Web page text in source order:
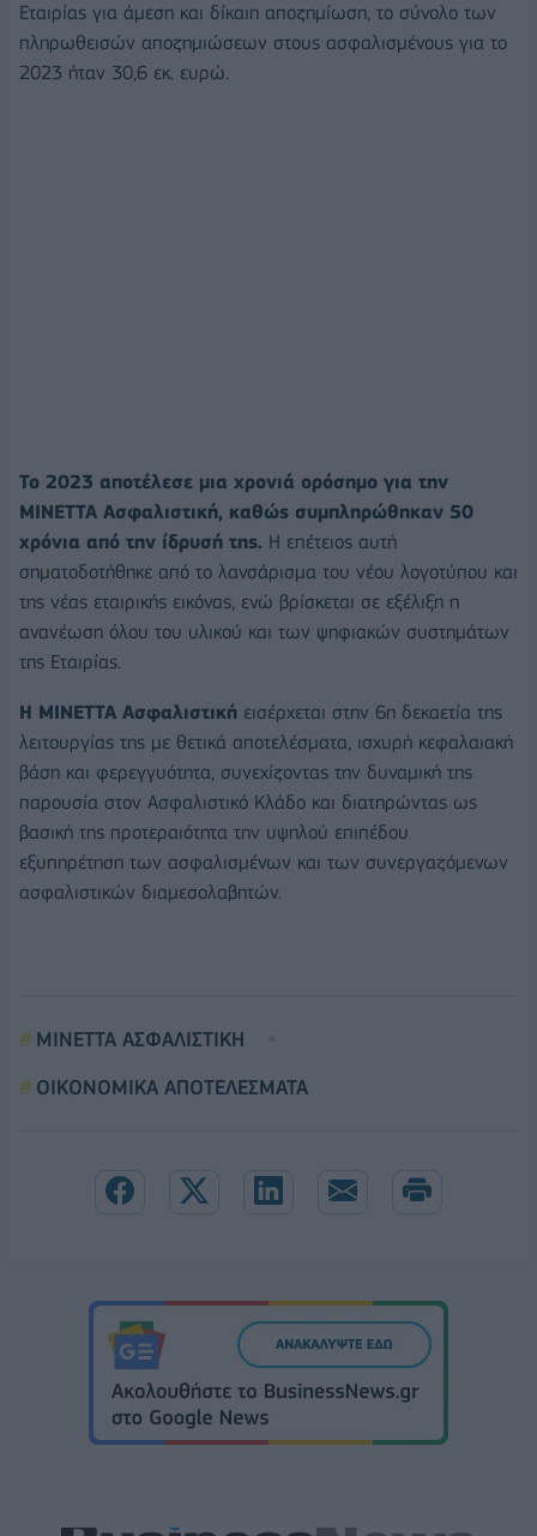
Εταιρίας για άμεση και δίκαιη αποζημίωση, το σύνολο των
πληρωθεισών αποζημιώσεων στους ασφαλισμένους για το
2023 ήταν 30,6 εκ. ευρώ.
Το 2023 αποτέλεσε μια χρονιά ορόσημο για την
ΜΙΝΕΤΤΑ Ασφαλιστική, καθώς συμπληρώθηκαν 50
χρόνια από την ίδρυσή της. Η επέτειος αυτή
σηματοδοτήθηκε από το λανσάρισμα του νέου λογοτύπου και
της νέας εταιρικής εικόνας, ενώ βρίσκεται σε εξέλιξη η
ανανέωση όλου του υλικού και των ψηφιακών συστημάτων
της Εταιρίας.
Η ΜΙΝΕΤΤΑ Ασφαλιστική εισέρχεται στην 6η δεκαετία της
λειτουργίας της με θετικά αποτελέσματα, ισχυρή κεφαλαιακή
βάση και φερεγγυότητα, συνεχίζοντας την δυναμική της
παρουσία στον Ασφαλιστικό Κλάδο και διατηρώντας ως
βασική της προτεραιότητα την υψηλού επιπέδου
εξυπηρέτηση των ασφαλισμένων και των συνεργαζόμενων
ασφαλιστικών διαμεσολαβητών.
ΜΙΝΕΤΤΑ ΑΣΦΑΛΙΣΤΙΚΗ
ΟΙΚΟΝΟΜΙΚΑ ΑΠΟΤΕΛΕΣΜΑΤΑ